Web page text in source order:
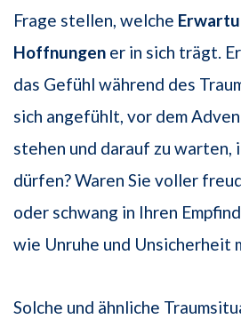
Frage stellen, welche
Hoffnungen er in sich trägt.
das Gefühl während des
sich angefühlt, vor dem
stehen und darauf zu warten,
dürfen? Waren Sie voller
oder schwang in Ihren
wie Unruhe und Unsicherheit
Solche und ähnliche